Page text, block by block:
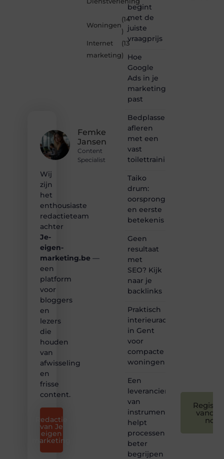
Femke
Jansen
Content
Specialist
Wij
zijn
het
enthousiaste
redactieteam
achter
Je-
eigen-
marketing.be —
een
platform
voor
bloggers
en
lezers
die
houden
van
afwisseling
en
frisse
content.
Redactie
van Je
eigen
marketing
)
Woningen
(14
)
Internet
marketing
(13
)
begint
met de
juiste
vraagprijs
Hoe
Google
Ads in je
marketingmix
past
Bedplassen
afleren
met een
vast
toilettrainingschema
Taiko
drum:
oorsprong
en eerste
betekenis
Geen
resultaat
met
SEO? Kijk
naar je
backlinks
Praktisch
interieuradvies
in Gent
voor
compacte
woningen
Een
leverancier
van
instrumentatie
helpt
processen
beter
begrijpen
nog